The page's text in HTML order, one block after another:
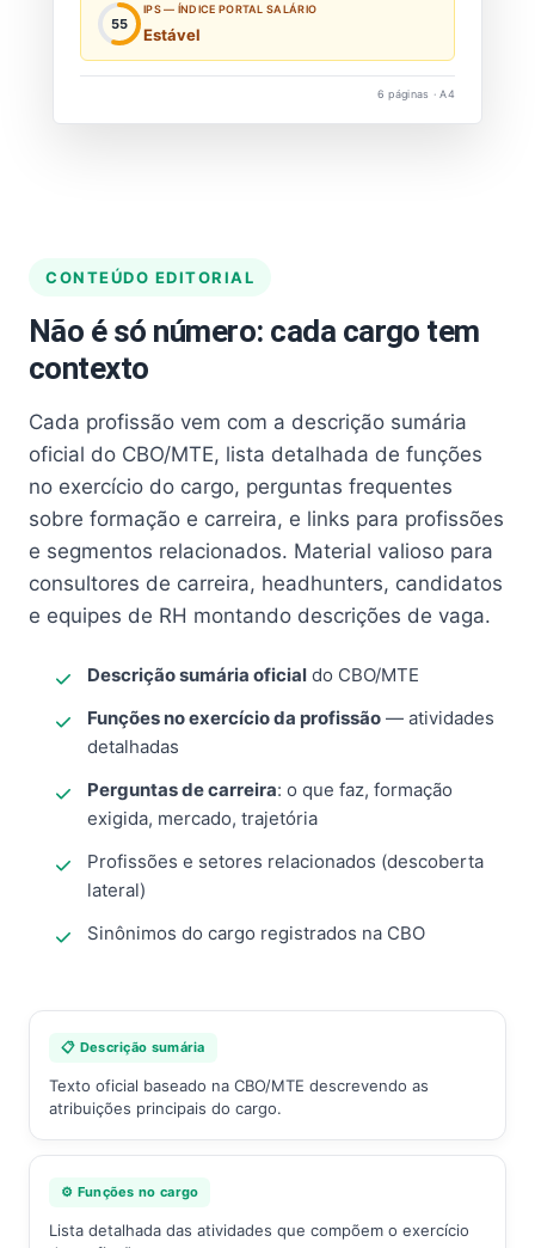
55
IPS — ÍNDICE PORTAL SALÁRIO
Estável
6 páginas · A4
CONTEÚDO EDITORIAL
Não é só número: cada cargo tem
contexto
Cada profissão vem com a descrição sumária
oficial do CBO/MTE, lista detalhada de funções
no exercício do cargo, perguntas frequentes
sobre formação e carreira, e links para profissões
e segmentos relacionados. Material valioso para
consultores de carreira, headhunters, candidatos
e equipes de RH montando descrições de vaga.
Descrição sumária oficial do CBO/MTE
Funções no exercício da profissão — atividades
detalhadas
Perguntas de carreira: o que faz, formação
exigida, mercado, trajetória
Profissões e setores relacionados (descoberta
lateral)
Sinônimos do cargo registrados na CBO
📋 Descrição sumária
Texto oficial baseado na CBO/MTE descrevendo as
atribuições principais do cargo.
⚙️ Funções no cargo
Lista detalhada das atividades que compõem o exercício